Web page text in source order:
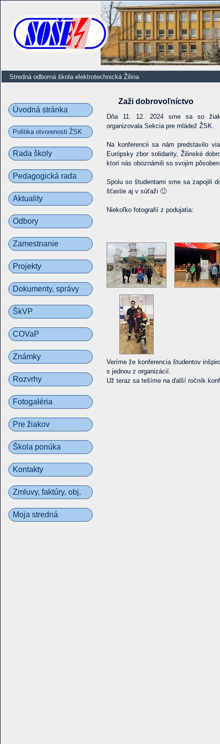
Stredná odborná škola elektrotechnická Žilina
Úvodná stránka
Politika otvorenosti ŽSK
Rada školy
Pedagogická rada
Aktuality
Odbory
Zamestnanie
Projekty
Dokumenty, správy
ŠkVP
COVaP
Známky
Rozvrhy
Fotogaléria
Pre žiakov
Škola ponúka
Kontakty
Zmluvy, faktúry, obj.
Moja stredná
Zaži dobrovoľníctvo
Dňa 11. 12. 2024 sme sa so
organizovala Sekcia pre mládež ŽSK.
Na konferencii sa nám predstavilo
Európsky zbor solidarity, Žilinské
ktorí nás oboznámili so svojim
Spolu so študentami sme sa zapojili
šťastie aj v súťaži 🙂
Niekoľko fotografií z podujatia:
Veríme že konferencia študentov
s jednou z organizácií.
Už teraz sa tešíme na ďalší ročník